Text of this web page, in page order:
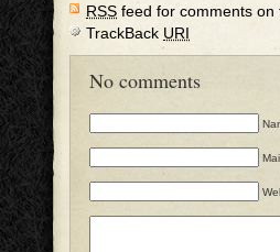
RSS feed for comments on
TrackBack URI
No comments